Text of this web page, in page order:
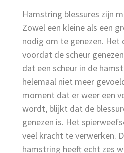
Hamstring blessures zijn
Zowel een kleine als een
nodig om te genezen. Het
voordat de scheur
dat een scheur in de
helemaal niet meer
moment dat er weer een
wordt, blijkt dat de
genezen is. Het
veel kracht te verwerken.
hamstring heeft echt zes